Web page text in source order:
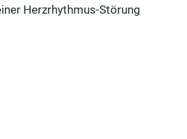
Herzrhythmus-Störung